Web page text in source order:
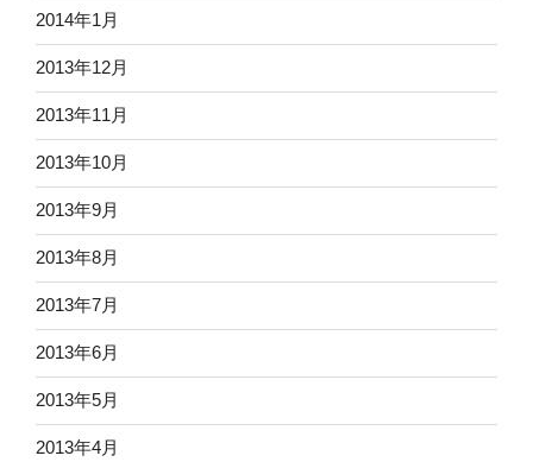
2014年1月
2013年12月
2013年11月
2013年10月
2013年9月
2013年8月
2013年7月
2013年6月
2013年5月
2013年4月